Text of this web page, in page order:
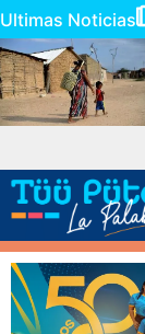
Ultimas Noticias